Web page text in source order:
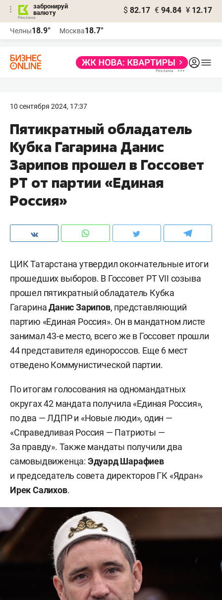
забронируй
валюту
$ 82.17 € 94.84 ¥ 12.17
Челны18.9° Москва18.7°
10 сентября 2024, 17:37
Пятикратный обладатель
Кубка Гагарина Данис
Зарипов прошел в Госсовет
РТ от партии «Единая
Россия»
ЦИК Татарстана утвердил окончательные итоги
прошедших выборов. В Госсовет РТ VII созыва
прошел пятикратный обладатель Кубка
ГагаринаДанис Зарипов, представляющий
партию «Единая Россия». Он в мандатном листе
занимал 43-е место, всего же в Госсовет прошли
44 представителя единороссов. Еще 6 мест
отведено Коммунистической партии.
По итогам голосования на одномандатных
округах 42 мандата получила «Единая Россия»,
по два — ЛДПР и «Новые люди», один —
«Справедливая Россия — Патриоты —
За правду». Также мандаты получили два
самовыдвиженца: Эдуард Шарафиев
и председатель совета директоров ГК «Ядран»
Ирек Салихов.